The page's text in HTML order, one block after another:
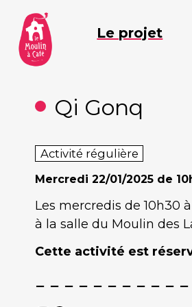
contenu
Le projet
Qi Gonq
Activité régulière
Mercredi 22/01/2025 de
Les mercredis de 10h30 à
à la salle du Moulin des
Cette activité est